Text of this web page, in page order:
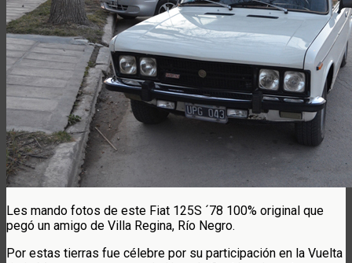
Les mando fotos de este Fiat 125S ´78 100% original que
pegó un amigo de Villa Regina, Río Negro.
Por estas tierras fue célebre por su participación en la Vuelta